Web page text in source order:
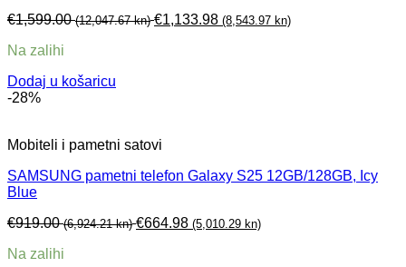
€1,599.00 (12,047.67 kn) €1,133.98 (8,543.97 kn)
Na zalihi
Dodaj u košaricu
-28%
Mobiteli i pametni satovi
SAMSUNG pametni telefon Galaxy S25 12GB/128GB, Icy
Blue
€919.00 (6,924.21 kn) €664.98 (5,010.29 kn)
Na zalihi